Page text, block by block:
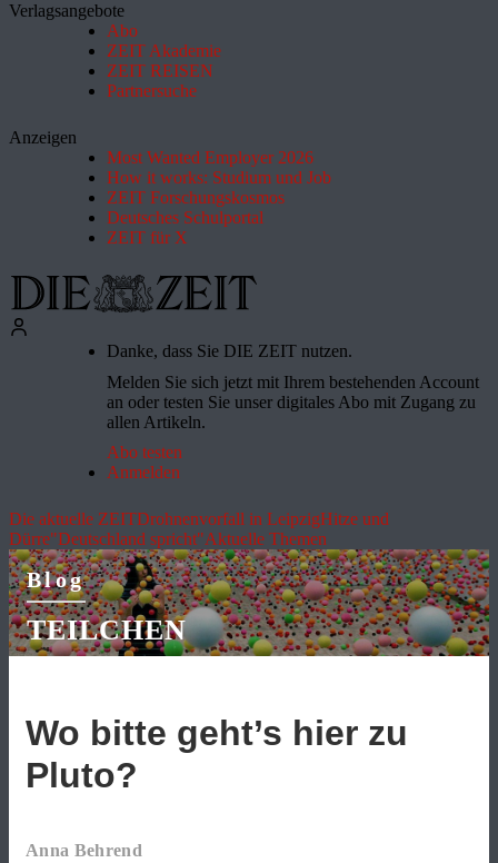
Verlagsangebote
Abo
ZEIT Akademie
ZEIT REISEN
Partnersuche
Anzeigen
Most Wanted Employer 2026
How it works: Studium und Job
ZEIT Forschungskosmos
Deutsches Schulportal
ZEIT für X
Danke, dass Sie DIE ZEIT nutzen.
Melden Sie sich jetzt mit Ihrem bestehenden Account
an oder testen Sie unser digitales Abo mit Zugang zu
allen Artikeln.
Abo testen
Anmelden
Die aktuelle ZEITDrohnenvorfall in LeipzigHitze und
Dürre"Deutschland spricht"Aktuelle Themen
Blog
TEILCHEN
Wo bitte geht’s hier zu
Pluto?
Anna Behrend